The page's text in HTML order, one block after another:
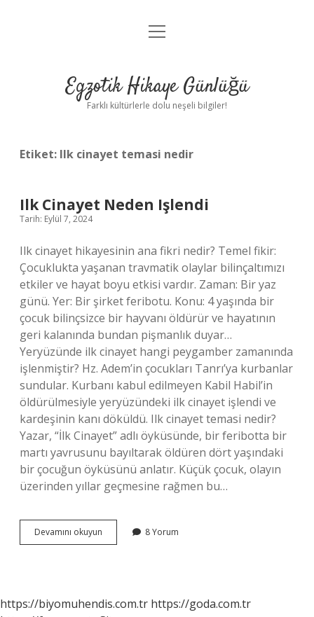
Anasayfa
Yasal Uyarı
menüyü
Egzotik Hikaye Günlüğü
Farklı kültürlerle dolu neşeli bilgiler!
Etiket: Ilk cinayet temasi nedir
Ilk Cinayet Neden Işlendi
Tarih: Eylül 7, 2024
Ilk cinayet hikayesinin ana fikri nedir? Temel fikir:
Çocuklukta yaşanan travmatik olaylar bilinçaltımızı
etkiler ve hayat boyu etkisi vardır. Zaman: Bir yaz
günü. Yer: Bir şirket feribotu. Konu: 4 yaşında bir
çocuk bilinçsizce bir hayvanı öldürür ve hayatının
geri kalanında bundan pişmanlık duyar…
Yeryüzünde ilk cinayet hangi peygamber zamanında
işlenmiştir? Hz. Adem’in çocukları Tanrı’ya kurbanlar
sundular. Kurbanı kabul edilmeyen Kabil Habil’in
öldürülmesiyle yeryüzündeki ilk cinayet işlendi ve
kardeşinin kanı döküldü. Ilk cinayet temasi nedir?
Yazar, “İlk Cinayet” adlı öyküsünde, bir feribotta bir
martı yavrusunu bayıltarak öldüren dört yaşındaki
bir çocuğun öyküsünü anlatır. Küçük çocuk, olayın
üzerinden yıllar geçmesine rağmen bu…
Devamını okuyun
Cinayet
8 Yorum
https://biyomuhendis.com.tr https://goda.com.tr